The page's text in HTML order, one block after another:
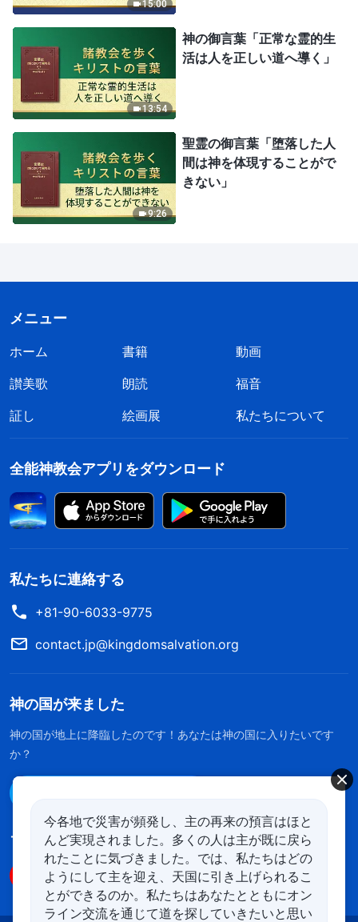
15:00
13:54
神の御言葉「正常な霊的生
活は人を正しい道へ導く」
9:26
聖霊の御言葉「堕落した人
間は神を体現することがで
きない」
メニュー
ホーム 書籍
動画
讃美歌
朗読
福音
証し
絵画展 私たちについて
全能神教会アプリをダウンロード
私たちに連絡する
+81-90-6033-9775
contact.jp@kingdomsalvation.org
神の国が来ました
神の国が地上に降臨したのです！あなたは神の国に入りたいです
か？
フォローする
今各地で災害が頻発し、主の再来の預言はほと
んど実現されました。多くの人は主が既に戻ら
れたことに気づきました。では、私たちはどの
ようにして主を迎え、天国に引き上げられるこ
とができるのか。私たちはあなたとともにオン
ライン交流を通じて道を探していきたいと思い